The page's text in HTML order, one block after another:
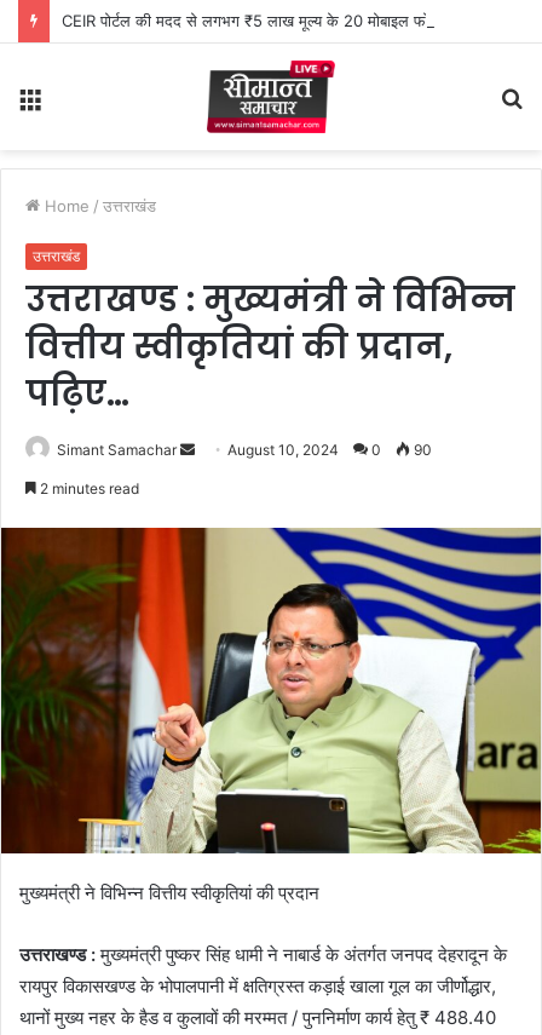
CEIR पोर्टल की मदद से लगभग ₹5 लाख मूल्य के 20 मोबाइल फोन बरामद
Home / उत्तराखंड
उत्तराखंड
उत्तराखण्ड : मुख्यमंत्री ने विभिन्न
वित्तीय स्वीकृतियां की प्रदान,
पढ़िए…
Simant Samachar
m
a
i
l
August 10, 2024 0 90
2 minutes read
मुख्यमंत्री ने विभिन्न वित्तीय स्वीकृतियां की प्रदान
उत्तराखण्ड :मुख्यमंत्री पुष्कर सिंह धामी ने नाबार्ड के अंतर्गत जनपद देहरादून के
रायपुर विकासखण्ड के भोपालपानी में क्षतिग्रस्त कड़ाई खाला गूल का जीर्णोद्धार,
थानों मुख्य नहर के हैड व कुलावों की मरम्मत / पुननिर्माण कार्य हेतु ₹ 488.40